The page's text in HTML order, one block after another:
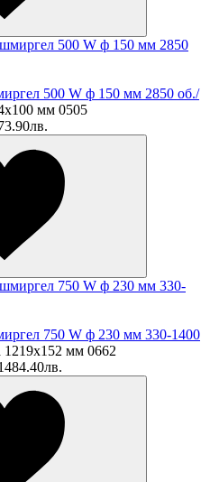
500 W ф 150 мм 2850 об./
мм 0505
750 W ф 230 мм 330-1400
мм 0662